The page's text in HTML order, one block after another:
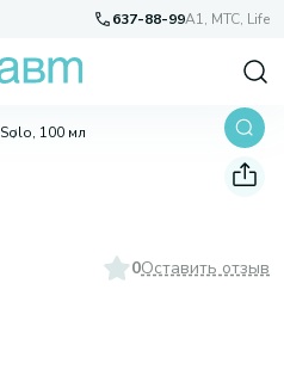
637-88-99A1, МТС, Life
Solo, 100 мл
0Оставить отзыв